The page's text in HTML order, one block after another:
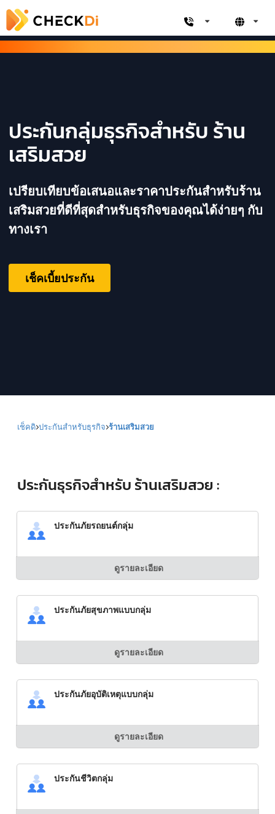
ประกันกลุ่มธุรกิจสำหรับ ร้าน
เสริมสวย
เปรียบเทียบข้อเสนอและราคาประกันสำหรับร้าน
เสริมสวยที่ดีที่สุดสำหรับธุรกิจของคุณได้ง่ายๆ กับ
ทางเรา
เช็คเบี้ยประกัน
เช็คดิ ประกันสำหรับธุรกิจ ร้านเสริมสวย
ประกันธุรกิจสำหรับ ร้านเสริมสวย :
ประกันภัยรถยนต์กลุ่ม
ดูรายละเอียด
ประกันภัยสุขภาพแบบกลุ่ม
ดูรายละเอียด
ประกันภัยอุบัติเหตุแบบกลุ่ม
ดูรายละเอียด
ประกันชีวิตกลุ่ม